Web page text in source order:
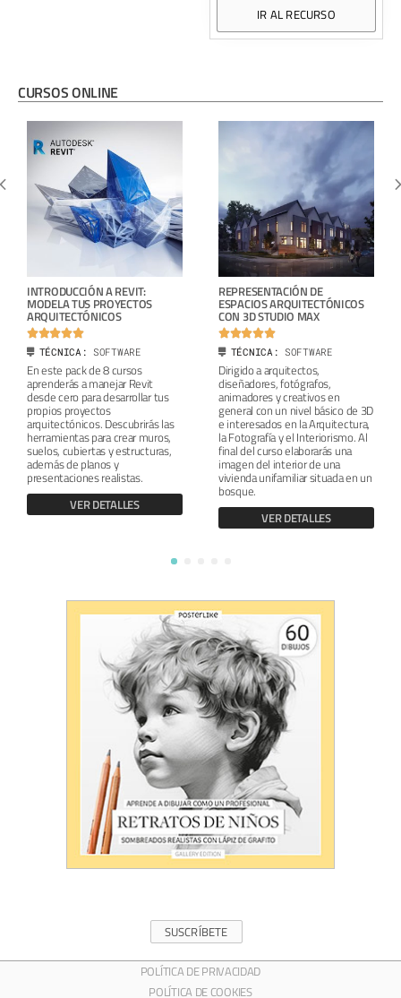
IR AL RECURSO
CURSOS ONLINE
INTRODUCCIÓN A REVIT:
MODELA TUS PROYECTOS
ARQUITECTÓNICOS

TÉCNICA:SOFTWARE
En este pack de 8 cursos
aprenderás a manejar Revit
desde cero para desarrollar tus
propios proyectos
arquitectónicos. Descubrirás las
herramientas para crear muros,
suelos, cubiertas y estructuras,
además de planos y
presentaciones realistas.
VER DETALLES
REPRESENTACIÓN DE
ESPACIOS ARQUITECTÓNICOS
CON 3D STUDIO MAX

TÉCNICA:SOFTWARE
Dirigido a arquitectos,
diseñadores, fotógrafos,
animadores y creativos en
general con un nivel básico de 3D
e interesados en la Arquitectura,
la Fotografía y el Interiorismo. Al
final del curso elaborarás una
imagen del interior de una
vivienda unifamiliar situada en un
bosque.
VER DETALLES
4
SUSCRÍBETE
POLÍTICA DE PRIVACIDAD
POLÍTICA DE COOKIES